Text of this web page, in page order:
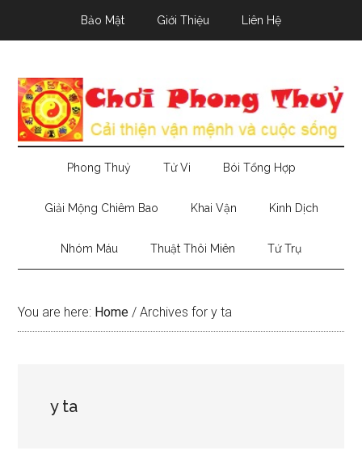
Bảo Mật Giới Thiệu Liên Hệ
Phong Thuỷ Tử Vi Bói Tổng Hợp
Giải Mộng Chiêm Bao Khai Vận Kinh Dịch
Nhóm Máu Thuật Thôi Miên Tứ Trụ
You are here: Home / Archives for y ta
y ta